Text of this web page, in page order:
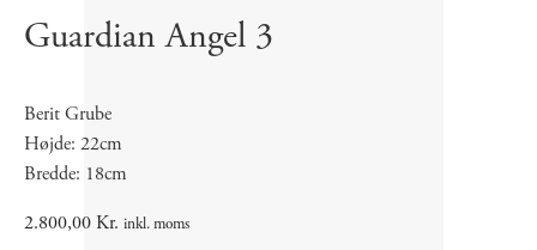
Guardian Angel 3
Berit Grube
Højde: 22cm
Bredde: 18cm
2.800,00Kr. inkl. moms